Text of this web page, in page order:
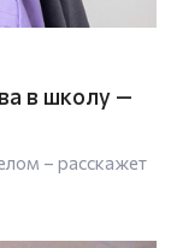
в школу —
– расскажет